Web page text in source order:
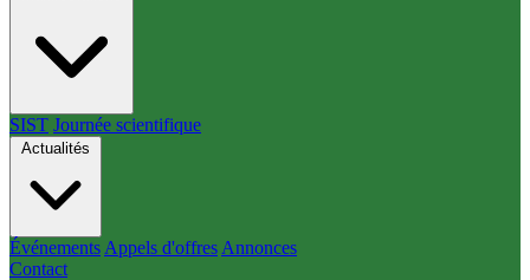
SIST Journée scientifique
Actualités
Événements Appels d'offres Annonces
Contact